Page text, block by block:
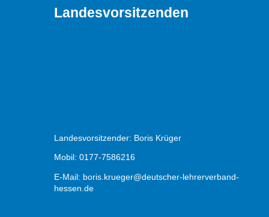
Landesvorsitzenden
Landesvorsitzender: Boris Krüger
Mobil: 0177-7586216
E-Mail: boris.krueger@deutscher-lehrerverband-
hessen.de